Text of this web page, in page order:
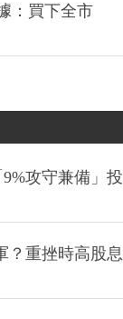
：買下全市
攻守兼備」投
？重挫時高股息